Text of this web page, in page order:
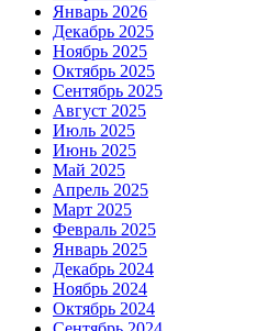
Январь 2026
Декабрь 2025
Ноябрь 2025
Октябрь 2025
Сентябрь 2025
Август 2025
Июль 2025
Июнь 2025
Май 2025
Апрель 2025
Март 2025
Февраль 2025
Январь 2025
Декабрь 2024
Ноябрь 2024
Октябрь 2024